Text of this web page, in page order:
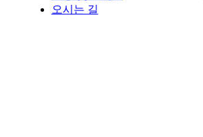
오시는 길